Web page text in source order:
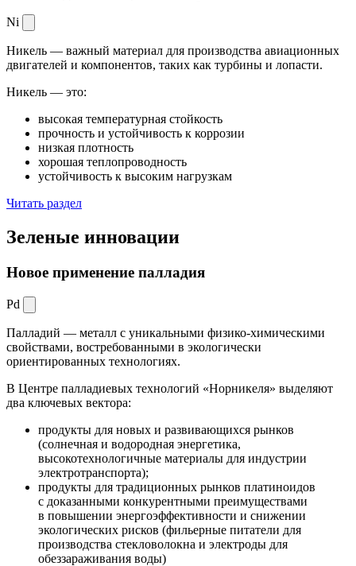
Ni
Никель — важный материал для производства авиационных
двигателей и компонентов, таких как турбины и лопасти.
Никель — это:
высокая температурная стойкость
прочность и устойчивость к коррозии
низкая плотность
хорошая теплопроводность
устойчивость к высоким нагрузкам
Читать раздел
Зеленые инновации
Новое применение палладия
Pd
Палладий — металл с уникальными физико-химическими
свойствами, востребованными в экологически
ориентированных технологиях.
В Центре палладиевых технологий «Норникеля» выделяют
два ключевых вектора:
продукты для новых и развивающихся рынков
(солнечная и водородная энергетика,
высокотехнологичные материалы для индустрии
электротранспорта);
продукты для традиционных рынков платиноидов
с доказанными конкурентными преимуществами
в повышении энергоэффективности и снижении
экологических рисков (фильерные питатели для
производства стекловолокна и электроды для
обеззараживания воды)